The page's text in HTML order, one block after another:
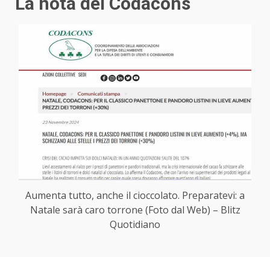
Aumenta tutto, anche il cioccolato. Preparatevi: a
Natale sarà caro torrone (Foto dal Web) – Blitz
Quotidiano